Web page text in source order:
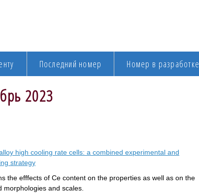
Последний номер Номер в разработке
2023
high cooling rate cells: a combined experimental and
strategy
the efffects of Ce content on the properties as well as on the
morphologies and scales.